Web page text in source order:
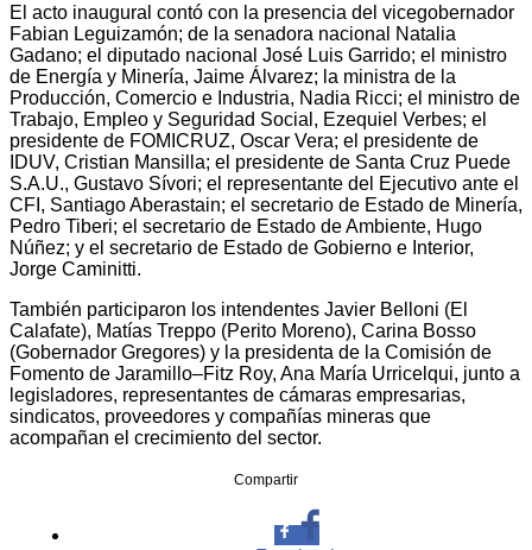
El acto inaugural contó con la presencia del vicegobernador
Fabian Leguizamón; de la senadora nacional Natalia
Gadano; el diputado nacional José Luis Garrido; el ministro
de Energía y Minería, Jaime Álvarez; la ministra de la
Producción, Comercio e Industria, Nadia Ricci; el ministro de
Trabajo, Empleo y Seguridad Social, Ezequiel Verbes; el
presidente de FOMICRUZ, Oscar Vera; el presidente de
IDUV, Cristian Mansilla; el presidente de Santa Cruz Puede
S.A.U., Gustavo Sívori; el representante del Ejecutivo ante el
CFI, Santiago Aberastain; el secretario de Estado de Minería,
Pedro Tiberi; el secretario de Estado de Ambiente, Hugo
Núñez; y el secretario de Estado de Gobierno e Interior,
Jorge Caminitti.
También participaron los intendentes Javier Belloni (El
Calafate), Matías Treppo (Perito Moreno), Carina Bosso
(Gobernador Gregores) y la presidenta de la Comisión de
Fomento de Jaramillo–Fitz Roy, Ana María Urricelqui, junto a
legisladores, representantes de cámaras empresarias,
sindicatos, proveedores y compañías mineras que
acompañan el crecimiento del sector.
Compartir